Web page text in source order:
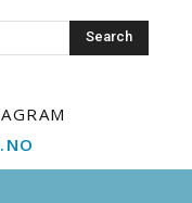
Search